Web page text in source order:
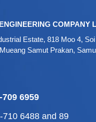
COMPANY
Estate, 818 Moo 4,
Samut Prakan,
709 6959
710 6488 and89